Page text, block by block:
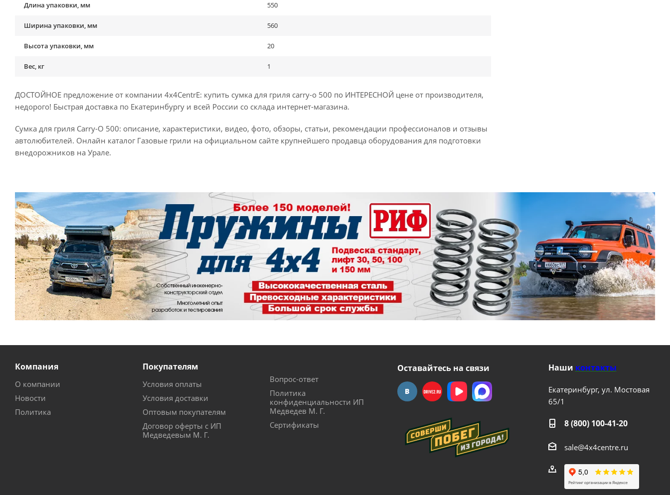
Длина упаковки, мм 550
Ширина упаковки, мм 560
Высота упаковки, мм 20
Вес, кг 1
ДОСТОЙНОЕ предложение от компании 4x4CentrE: купить сумка для гриля carry-o 500 по ИНТЕРЕСНОЙ цене от производителя,
недорого! Быстрая доставка по Екатеринбургу и всей России со склада интернет-магазина.
Сумка для гриля Carry-O 500: описание, характеристики, видео, фото, обзоры, статьи, рекомендации профессионалов и отзывы
автолюбителей. Онлайн каталог Газовые грили на официальном сайте крупнейшего продавца оборудования для подготовки
внедорожников на Урале.
Компания
О компании
Новости
Политика
Покупателям
Условия оплаты
Условия доставки
Оптовым покупателям
Договор оферты с ИП
Медведевым М. Г.
Вопрос-ответ
Политика
конфиденциальности ИП
Медведев М. Г.
Сертификаты
Оставайтесь на связи Наши контакты
Екатеринбург, ул. Мостовая
65/1
8 (800) 100-41-20
sale@4x4centre.ru